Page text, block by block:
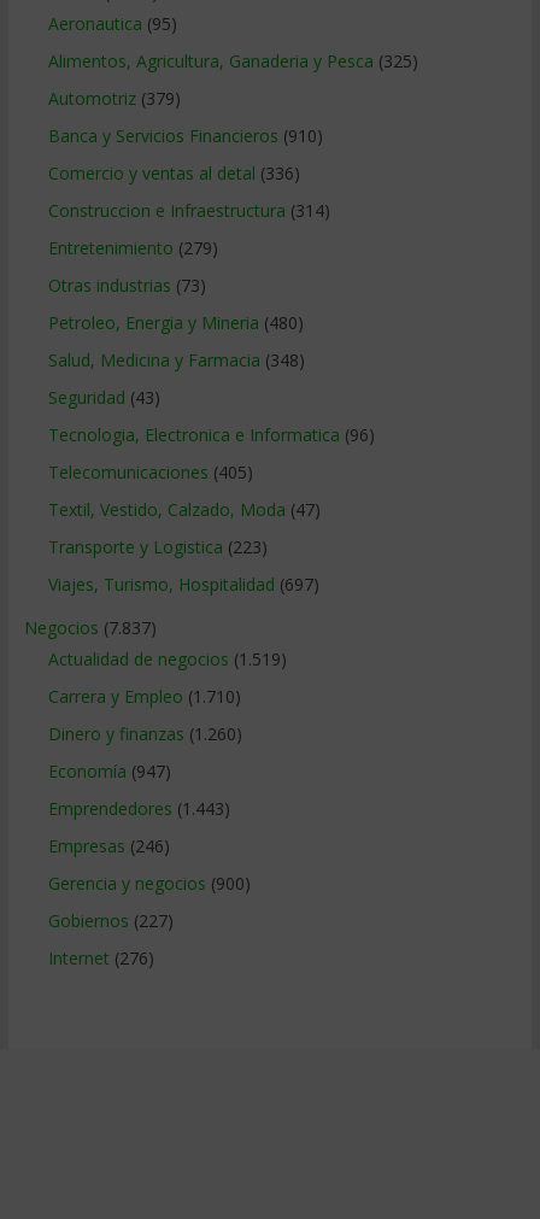
Aeronautica (95)
Alimentos, Agricultura, Ganaderia y Pesca (325)
Automotriz(379)
Banca y Servicios Financieros (910)
Comercio y ventas al detal (336)
Construccion e Infraestructura (314)
Entretenimiento (279)
Otras industrias (73)
Petroleo, Energia y Mineria (480)
Salud, Medicina y Farmacia (348)
Seguridad (43)
Tecnologia, Electronica e Informatica (96)
Telecomunicaciones (405)
Textil, Vestido, Calzado, Moda (47)
Transporte y Logistica (223)
Viajes, Turismo, Hospitalidad (697)
Negocios (7.837)
Actualidad de negocios (1.519)
Carrera y Empleo (1.710)
Dinero y finanzas (1.260)
Economía (947)
Emprendedores (1.443)
Empresas (246)
Gerencia y negocios (900)
Gobiernos (227)
Internet (276)